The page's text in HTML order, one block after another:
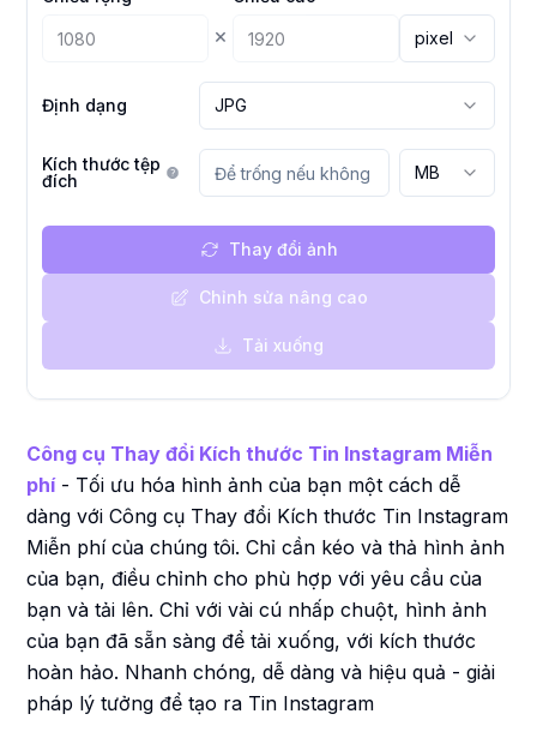
× pixel
Định dạng JPG
Kích thước tệp
đích
MB
Thay đổi ảnh
Chỉnh sửa nâng cao
Tải xuống
Công cụ Thay đổi Kích thước Tin Instagram Miễn
phí- Tối ưu hóa hình ảnh của bạn một cách dễ
dàng với Công cụ Thay đổi Kích thước Tin Instagram
Miễn phí của chúng tôi. Chỉ cần kéo và thả hình ảnh
của bạn, điều chỉnh cho phù hợp với yêu cầu của
bạn và tải lên. Chỉ với vài cú nhấp chuột, hình ảnh
của bạn đã sẵn sàng để tải xuống, với kích thước
hoàn hảo. Nhanh chóng, dễ dàng và hiệu quả - giải
pháp lý tưởng để tạo ra Tin Instagram